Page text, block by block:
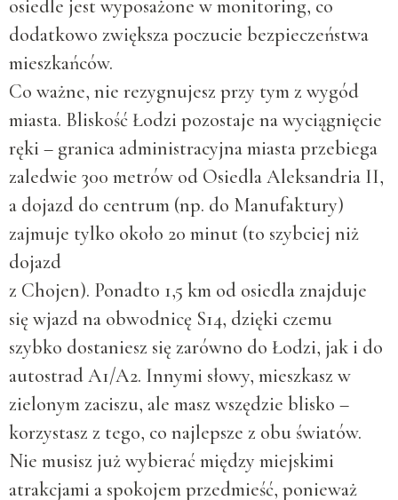
osiedle jest wyposażone w monitoring, co
dodatkowo zwiększa poczucie bezpieczeństwa
mieszkańców.
Co ważne, nie rezygnujesz przy tym z wygód
miasta. Bliskość Łodzi pozostaje na wyciągnięcie
ręki – granica administracyjna miasta przebiega
zaledwie 300 metrów od Osiedla Aleksandria II,
a dojazd do centrum (np. do Manufaktury)
zajmuje tylko około 20 minut (to szybciej niż
dojazd
z Chojen). Ponadto 1,5 km od osiedla znajduje
się wjazd na obwodnicę S14, dzięki czemu
szybko dostaniesz się zarówno do Łodzi, jak i do
autostrad A1/A2. Innymi słowy, mieszkasz w
zielonym zaciszu, ale masz wszędzie blisko –
korzystasz z tego, co najlepsze z obu światów.
Nie musisz już wybierać między miejskimi
atrakcjami a spokojem przedmieść, ponieważ